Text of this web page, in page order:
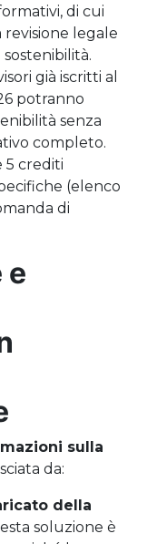
di cui
revisione legale
già iscritti al
potranno
senza
completo.
5 crediti
(elenco
di
e
sulla
da:
della
soluzione è